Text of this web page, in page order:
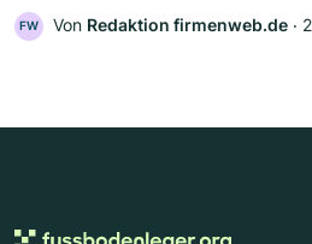
FW Von Redaktion firmenweb.de ‧